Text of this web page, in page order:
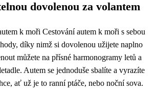
dovolenou za volantem
k moři Cestování autem k moři s sebou
díky nimž si dovolenou užijete naplno
můžete na přísné harmonogramy letů a
Autem se jednoduše sbalíte a vyrazíte
ať už je to ranní ptáče, nebo noční sova.